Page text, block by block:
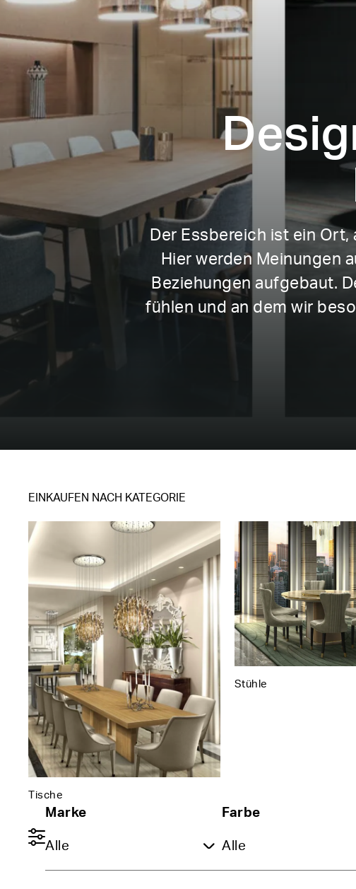
Der Essbereich ist ein
Hier werden Meinungen
Beziehungen aufgebaut.
fühlen und an dem wir
EINKAUFEN NACH KATEGORIE
Tische
Stühle
Marke Farbe